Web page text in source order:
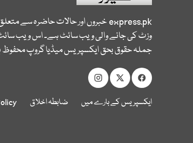
express.pkخبروں اور حالات حاضرہ سے
وزٹ کی جانے والی ویب سائٹ ہے۔ اس ویب سائٹ
جملہ حقوق بحق ایکسپریس میڈیا گروپ محفوظ
ایکسپریس کے بارے میں ضابطہ اخلاق